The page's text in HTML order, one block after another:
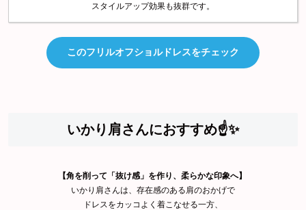
スタイルアップ効果も抜群です。
このフリルオフショルドレスをチェック
いかり肩さんにおすすめ☝️✨
【角を削って「抜け感」を作り、柔らかな印象へ】
いかり肩さんは、存在感のある肩のおかげで
ドレスをカッコよく着こなせる一方、